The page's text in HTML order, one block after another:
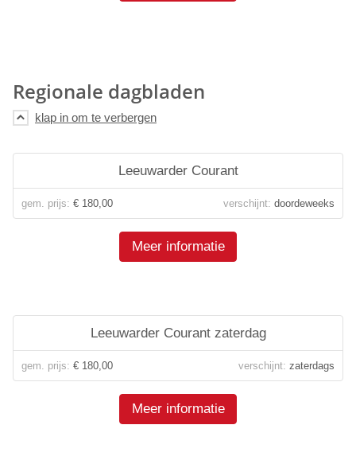
Regionale dagbladen
Leeuwarder Courant
gem. prijs: € 180,00 verschijnt: doordeweeks
Meer informatie
Leeuwarder Courant zaterdag
gem. prijs: € 180,00 verschijnt: zaterdags
Meer informatie